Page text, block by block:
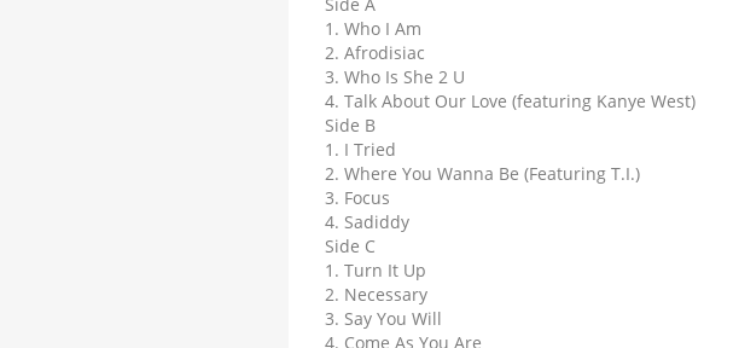
1. Who I Am
2. Afrodisiac
3. Who Is She 2 U
4. Talk About Our Love (featuring Kanye West)
Side B
1. I Tried
2. Where You Wanna Be (Featuring T.I.)
3. Focus
4. Sadiddy
Side C
1. Turn It Up
2. Necessary
3. Say You Will
4. Come As You Are